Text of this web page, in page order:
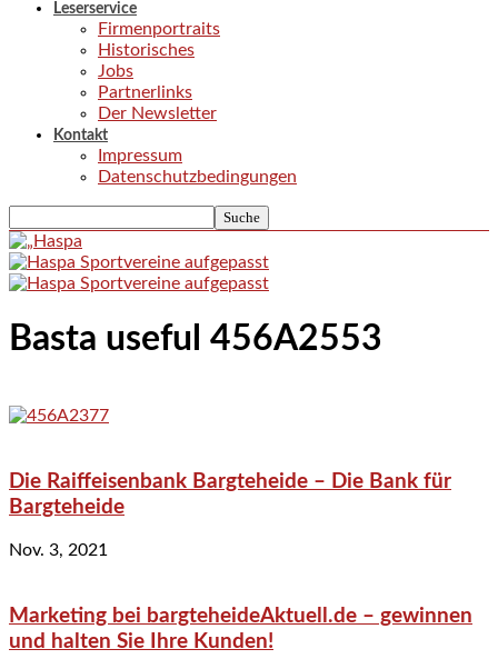
Leserservice
Firmenportraits
Historisches
Jobs
Partnerlinks
Der Newsletter
Kontakt
Impressum
Datenschutzbedingungen
Basta useful 456A2553
Die Raiffeisenbank Bargteheide – Die Bank für
Bargteheide
Nov. 3, 2021
Marketing bei bargteheideAktuell.de – gewinnen
und halten Sie Ihre Kunden!